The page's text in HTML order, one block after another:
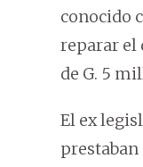
conocido
reparar el
de G. 5
El ex
prestaban